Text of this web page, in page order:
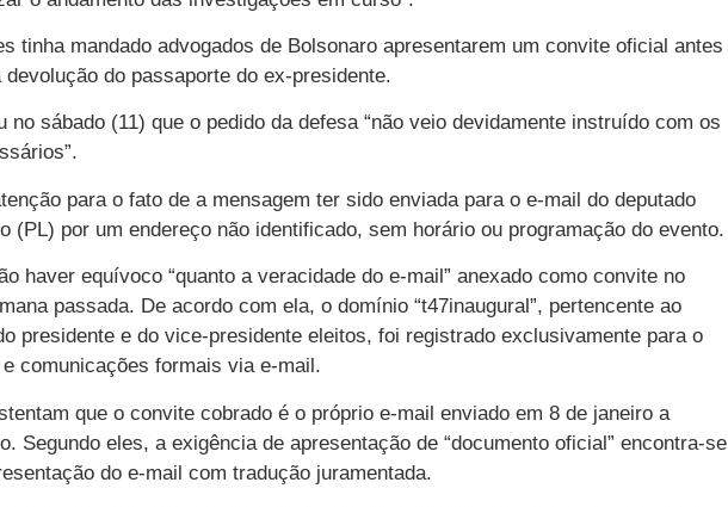
tinha mandado advogados de Bolsonaro apresentarem um convite oficial antes
do passaporte do ex-presidente.
no sábado (11) que o pedido da defesa “não veio devidamente instruído com os
para o fato de a mensagem ter sido enviada para o e-mail do deputado
(PL) por um endereço não identificado, sem horário ou programação do evento.
haver equívoco “quanto a veracidade do e-mail” anexado como convite no
passada. De acordo com ela, o domínio “t47inaugural”, pertencente ao
presidente e do vice-presidente eleitos, foi registrado exclusivamente para o
comunicações formais via e-mail.
que o convite cobrado é o próprio e-mail enviado em 8 de janeiro a
Segundo eles, a exigência de apresentação de “documento oficial” encontra-se
do e-mail com tradução juramentada.